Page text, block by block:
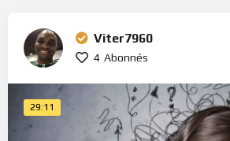
Viter7960
4 Abonnés
29:11